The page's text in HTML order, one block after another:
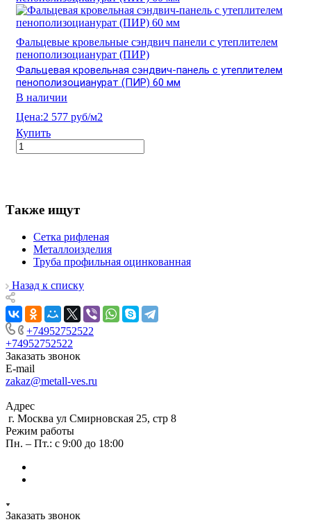
Фальцевые кровельные сэндвич панели с утеплителем
пенополизоцианурат (ПИР)
Фальцевая кровельная сэндвич-панель с утеплителем
пенополизоцианурат (ПИР) 60 мм
В наличии
Цена:2 577 руб/м2
Купить
Также ищут
Сетка рифленая
Металлоизделия
Труба профильная оцинкованная
Назад к списку
+74952752522
+74952752522
Заказать звонок
E-mail
zakaz@metall-ves.ru
Адрес
г. Москва ул Смирновская 25, стр 8
Режим работы
Пн. – Пт.: с 9:00 до 18:00
Заказать звонок